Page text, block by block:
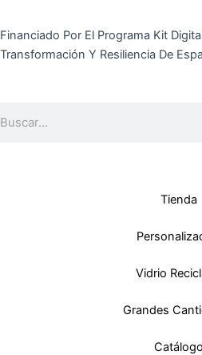
Financiado Por El Programa Kit
Transformación Y Resiliencia De
Tienda
Vidrio
Grandes
Catálogo